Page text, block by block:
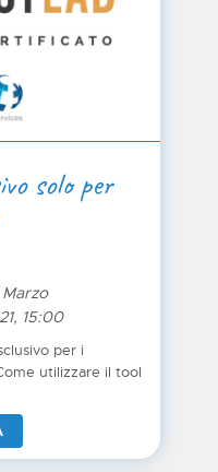
solo per
15:00
per i
utilizzare il tool